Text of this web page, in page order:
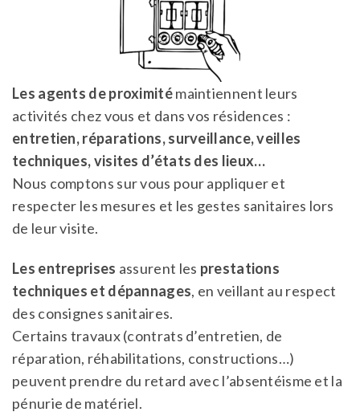
Les agents de proximitémaintiennent leurs
activités chez vous et dans vos résidences :
entretien, réparations, surveillance, veilles
techniques, visites d’états des lieux…
Nous comptons sur vous pour appliquer et
respecter les mesures et les gestes sanitaires lors
de leur visite.
Les entreprises assurent les prestations
techniques et dépannages, en veillant au respect
des consignes sanitaires.
Certains travaux (contrats d’entretien, de
réparation, réhabilitations, constructions…)
peuvent prendre du retard avec l’absentéisme et la
pénurie de matériel.